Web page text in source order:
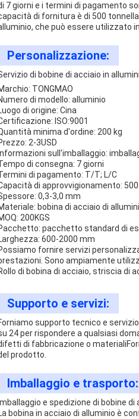
7 giorni e i termini di pagamento
di fornitura è di 500
che può essere utilizzato
Personalizzazione:
di bobine di acciaio in
TONGMAO
di modello: alluminio
di origine: Cina
ISO:9001
minima d'ordine: 200 kg
2-3USD
sull'imballaggio:
di consegna: 7 giorni
di pagamento: T/T; L/C
di approvvigionamento:
0,3-3,0 mm
bobina di acciaio di
200KGS
pacchetto standard di
600-2000 mm
fornire servizi
Sono ampiamente
di bobina di acciaio, striscia di
Supporto e servizi:
supporto tecnico e
24 per rispondere a qualsiasi
di fabbricazione o
prodotto.
Imballaggio e trasporto:
e spedizione di bobine di
bobina in acciaio di alluminio è